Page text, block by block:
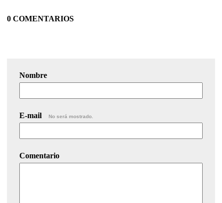
0 COMENTARIOS
Nombre
E-mail No será mostrado.
Comentario